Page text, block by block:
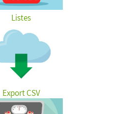
Listes
Export CSV